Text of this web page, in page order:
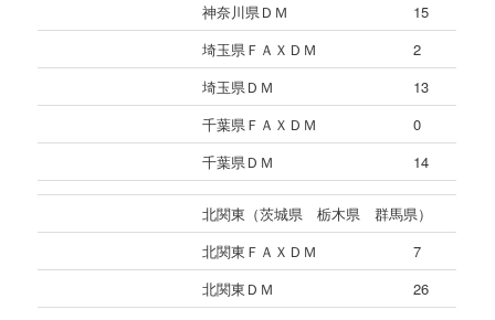
神奈川県ＤＭ
15
埼玉県ＦＡＸＤＭ
2
埼玉県ＤＭ
13
千葉県ＦＡＸＤＭ
0
千葉県ＤＭ
14
北関東（茨城県 栃木県 群馬県）
北関東ＦＡＸＤＭ
7
北関東ＤＭ
26